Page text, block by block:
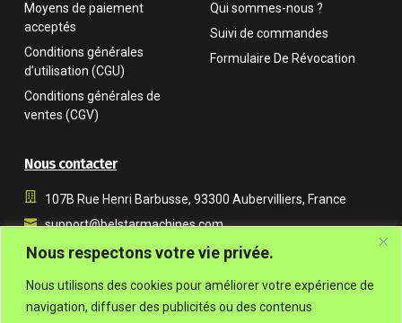
Nous respectons votre vie privée.
Nous utilisons des cookies pour améliorer votre expérience de
navigation, diffuser des publicités ou des contenus
Moyens de paiement
acceptés
Conditions générales
d’utilisation (CGU)
Conditions générales de
ventes (CGV)
Qui sommes-nous ?
Suivi de commandes
Formulaire De Révocation
Nous contacter
107B Rue Henri Barbusse, 93300 Aubervilliers, France
support@belstarmachines.com
Du lundi au vendredi, de 9 h à 18 h (UTC+01:00)